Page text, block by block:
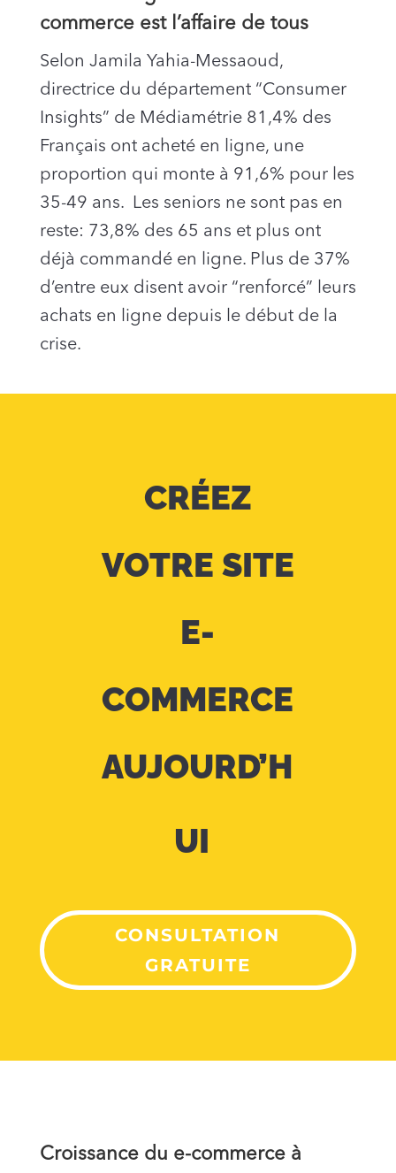
commerce est l’affaire de tous
Selon Jamila Yahia-Messaoud,
directrice du département “Consumer
Insights” de Médiamétrie 81,4% des
Français ont acheté en ligne, une
proportion qui monte à 91,6% pour les
35-49 ans. Les seniors ne sont pas en
reste: 73,8% des 65 ans et plus ont
déjà commandé en ligne. Plus de 37%
d’entre eux disent avoir “renforcé” leurs
achats en ligne depuis le début de la
crise.
CRÉEZ
VOTRE SITE
E-
COMMERCE
AUJOURD’H
UI
CONSULTATION
GRATUITE
Croissance du e-commerce à